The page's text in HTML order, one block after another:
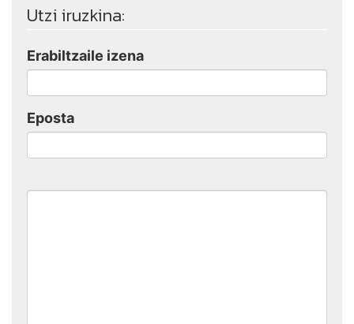
Utzi iruzkina:
Erabiltzaile izena
Eposta